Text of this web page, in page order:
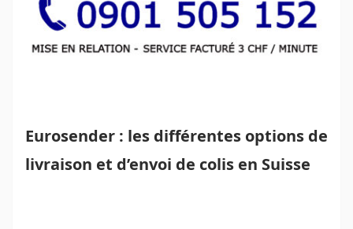
Eurosender : les différentes options de
livraison et d’envoi de colis en Suisse